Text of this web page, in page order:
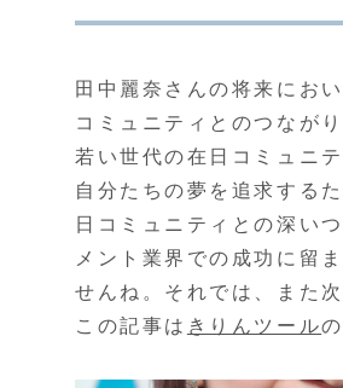
田中麗奈さんの将来にお
コミュニティとのつなが
若い世代の在日コミュニ
自分たちの夢を追求する
日コミュニティとの深い
メント業界での成功に留
せんね。それでは、また
この記事は きりんツール